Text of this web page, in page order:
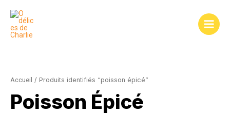
contenu
Accueil / Produits identifiés “poisson épicé”
Poisson Épicé